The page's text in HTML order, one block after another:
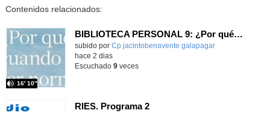
Contenidos relacionados:
BIBLIOTECA PERSONAL 9: ¿Por qué ser feliz cuando puedes ser normal?
Contenido educativo.
subido por Cp jacintobenavente galapagar
16′ 10″
-
hace 2 dias
Escuchado 9veces
RIES. Programa 2